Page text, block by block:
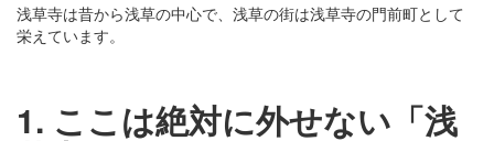
浅草寺は昔から浅草の中心で、浅草の街は浅草寺の門前町として
栄えています。
1. ここは絶対に外せない「浅